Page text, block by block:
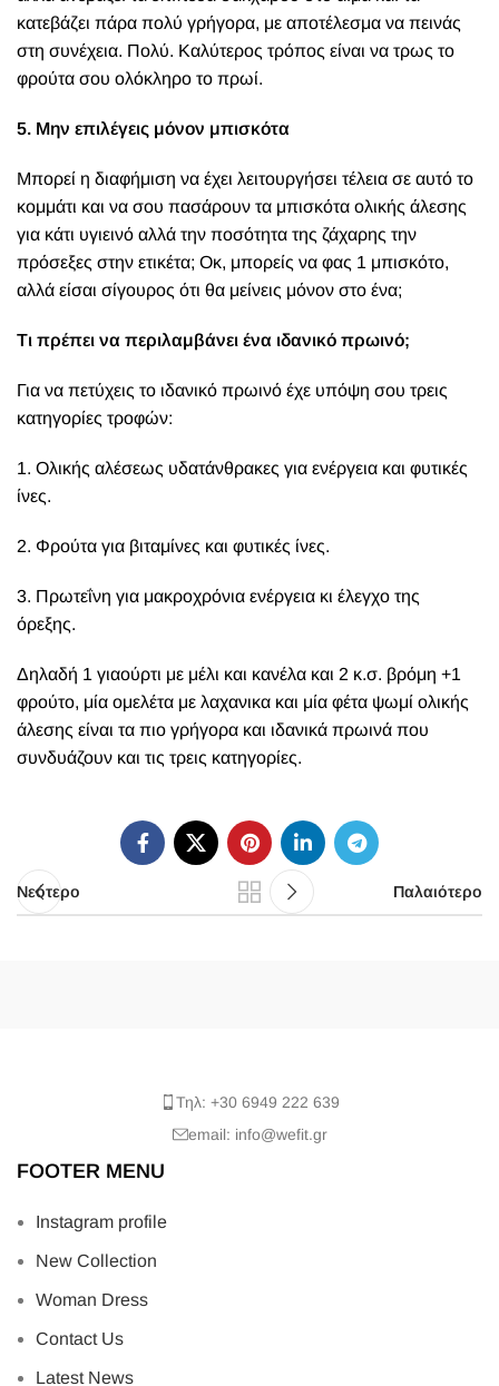
κατεβάζει πάρα πολύ γρήγορα, με αποτέλεσμα να πεινάς
στη συνέχεια. Πολύ. Καλύτερος τρόπος είναι να τρως το
φρούτα σου ολόκληρο το πρωί.
5. Μην επιλέγεις μόνον μπισκότα
Μπορεί η διαφήμιση να έχει λειτουργήσει τέλεια σε αυτό το
κομμάτι και να σου πασάρουν τα μπισκότα ολικής άλεσης
για κάτι υγιεινό αλλά την ποσότητα της ζάχαρης την
πρόσεξες στην ετικέτα; Οκ, μπορείς να φας 1 μπισκότο,
αλλά είσαι σίγουρος ότι θα μείνεις μόνον στο ένα;
Τι πρέπει να περιλαμβάνει ένα ιδανικό πρωινό;
Για να πετύχεις το ιδανικό πρωινό έχε υπόψη σου τρεις
κατηγορίες τροφών:
1. Ολικής αλέσεως υδατάνθρακες για ενέργεια και φυτικές
ίνες.
2. Φρούτα για βιταμίνες και φυτικές ίνες.
3. Πρωτεΐνη για μακροχρόνια ενέργεια κι έλεγχο της
όρεξης.
Δηλαδή 1 γιαούρτι με μέλι και κανέλα και 2 κ.σ. βρόμη +1
φρούτο, μία ομελέτα με λαχανικα και μία φέτα ψωμί ολικής
άλεσης είναι τα πιο γρήγορα και ιδανικά πρωινά που
συνδυάζουν και τις τρεις κατηγορίες.
Νεότερο Παλαιότερο
Τηλ: +30 6949 222 639
email: info@wefit.gr
FOOTER MENU
Instagram profile
New Collection
Woman Dress
Contact Us
Latest News